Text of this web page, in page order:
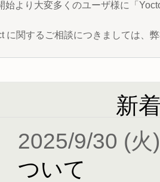
始より大変多くのユーザ様に「
に関するご相談につきましては、
新
2025/9/30 (火
ついて